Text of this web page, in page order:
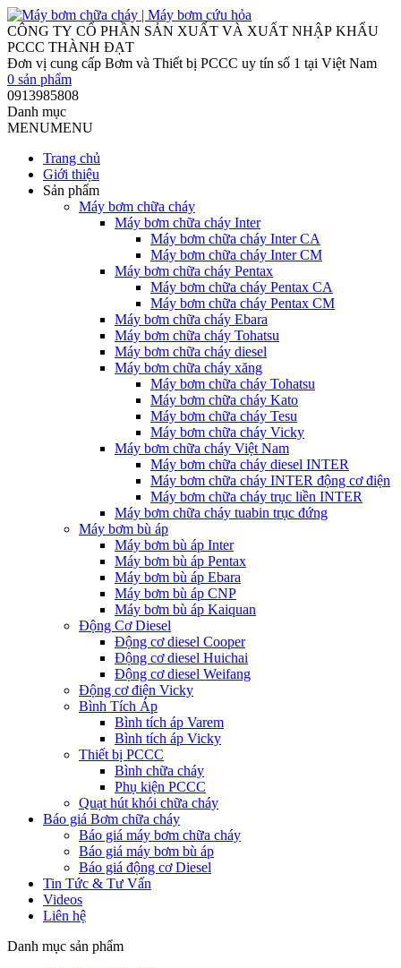
0 sản phẩm
0913985808
Danh mục
MENUMENU
Trang chủ
Giới thiệu
Sản phẩm
Máy bơm chữa cháy
Máy bơm chữa cháy Inter
Máy bơm chữa cháy Inter CA
Máy bơm chữa cháy Inter CM
Máy bơm chữa cháy Pentax
Máy bơm chữa cháy Pentax CA
Máy bơm chữa cháy Pentax CM
Máy bơm chữa cháy Ebara
Máy bơm chữa cháy Tohatsu
Máy bơm chữa cháy diesel
Máy bơm chữa cháy xăng
Máy bơm chữa cháy Tohatsu
Máy bơm chữa cháy Kato
Máy bơm chữa cháy Tesu
Máy bơm chữa cháy Vicky
Máy bơm chữa cháy Việt Nam
Máy bơm chữa cháy diesel INTER
Máy bơm chữa cháy INTER động cơ điện
Máy bơm chữa cháy trục liền INTER
Máy bơm chữa cháy tuabin trục đứng
Máy bơm bù áp
Máy bơm bù áp Inter
Máy bơm bù áp Pentax
Máy bơm bù áp Ebara
Máy bơm bù áp CNP
Máy bơm bù áp Kaiquan
Động Cơ Diesel
Động cơ diesel Cooper
Động cơ diesel Huichai
Động cơ diesel Weifang
Động cơ điện Vicky
Bình Tích Áp
Bình tích áp Varem
Bình tích áp Vicky
Thiết bị PCCC
Bình chữa cháy
Phụ kiện PCCC
Quạt hút khói chữa cháy
Báo giá Bơm chữa cháy
Báo giá máy bơm chữa cháy
Báo giá máy bơm bù áp
Báo giá động cơ Diesel
Tin Tức & Tư Vấn
Videos
Liên hệ
Danh mục sản phẩm